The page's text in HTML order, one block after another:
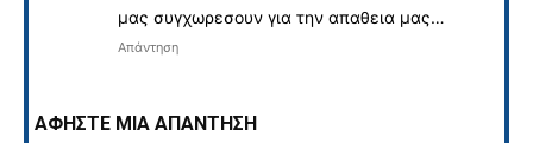
μας συγχωρεσουν για την απαθεια μας…
Απάντηση
ΑΦΗΣΤΕ ΜΙΑ ΑΠΑΝΤΗΣΗ